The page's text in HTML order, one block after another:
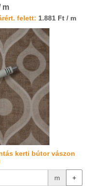
m
felett: 1.881 Ft / m
kerti bútor vászon
m +